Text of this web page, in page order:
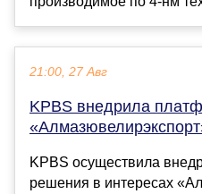
21:00, 27 Авг
KPBS внедрила
KPBS осуществила
решения в интересах